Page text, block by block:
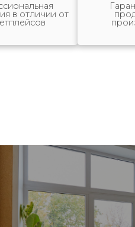
в отличии от